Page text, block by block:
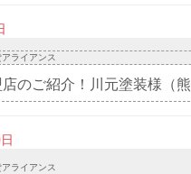
ライアンス
のご紹介！川元塗装様（熊
ライアンス